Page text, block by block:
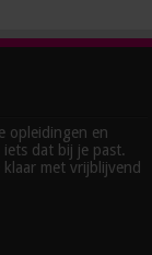
opleidingen en
dat bij je past.
met vrijblijvend